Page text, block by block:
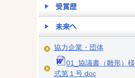
協力企業・団体
01_協議書（雛形）様
式第１号.doc